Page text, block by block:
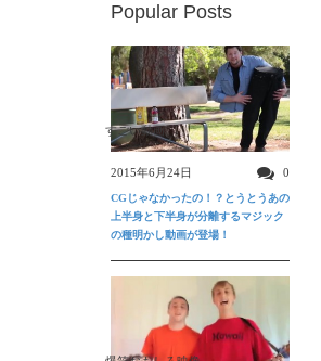
Popular Posts
すごい動画
2015年6月24日 0
CGじゃなかったの！？とうとうあの
上半身と下半身が分離するマジック
の種明かし動画が登場！